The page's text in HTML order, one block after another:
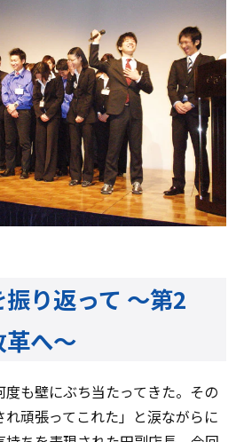
り返って ～第2
へ～
も壁にぶち当たってきた。その
頑張ってこれた」と涙ながらに